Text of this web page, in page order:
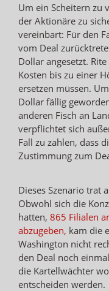
Um ein Scheitern zu
der Aktionäre zu
vereinbart: Für den
vom Deal
Dollar angesetzt.
Kosten bis zu einer
ersetzen müssen.
Dollar fällig
anderen Fisch an
verpflichtet sich
Fall zu zahlen, dass
Zustimmung zum
Dieses Szenario trat
Obwohl sich die
hatten, 865 Filialen
abzugeben, kam die
Washington nicht
den Deal noch
die Kartellwächter
entscheiden werden.